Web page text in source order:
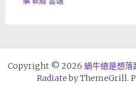
Copyright © 2026 蝸牛總是想落
Radiateby ThemeGrill.